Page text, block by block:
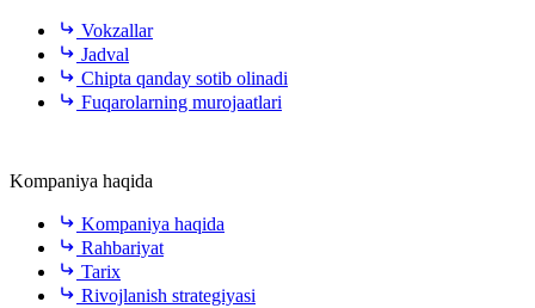
Vokzallar
Jadval
Chipta qanday sotib olinadi
Fuqarolarning murojaatlari
Kompaniya haqida
Kompaniya haqida
Rahbariyat
Tarix
Rivojlanish strategiyasi